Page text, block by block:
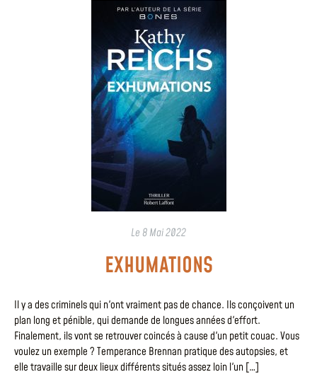
Le 8 Mai 2022
EXHUMATIONS
Il y a des criminels qui n'ont vraiment pas de chance. Ils conçoivent un
plan long et pénible, qui demande de longues années d'effort.
Finalement, ils vont se retrouver coincés à cause d'un petit couac. Vous
voulez un exemple ? Temperance Brennan pratique des autopsies, et
elle travaille sur deux lieux différents situés assez loin l'un […]